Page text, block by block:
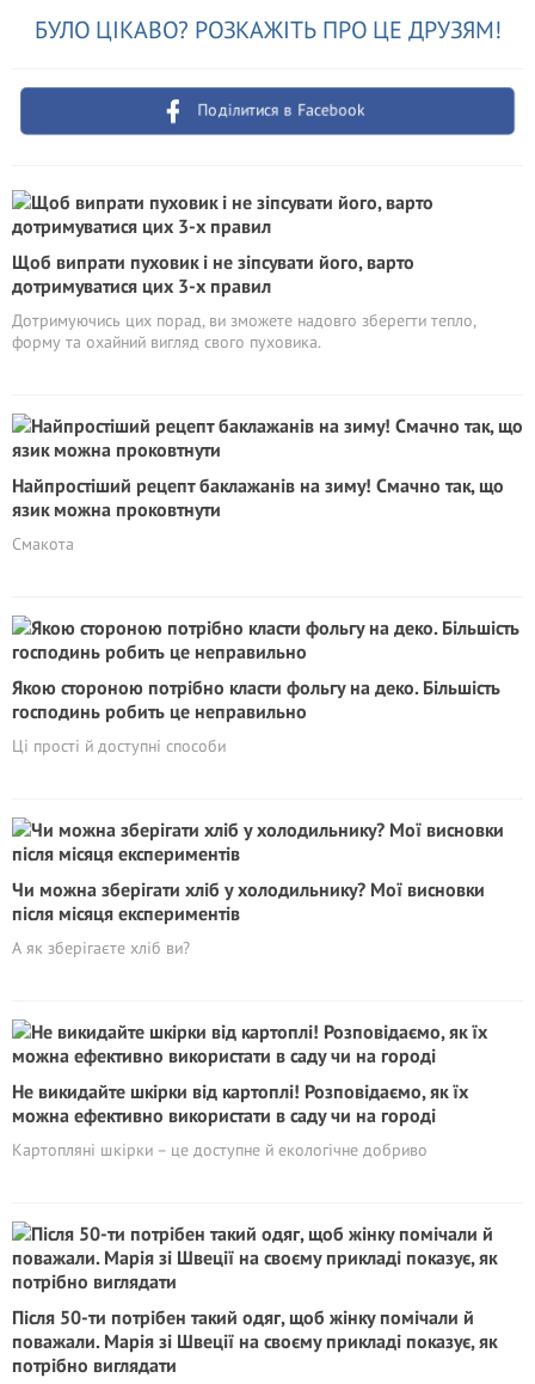
БУЛО ЦІКАВО? РОЗКАЖІТЬ ПРО ЦЕ ДРУЗЯМ!
Поділитися в Facebook
Щоб випрати пуховик і не зіпсувати його, варто
дотримуватися цих 3-х правил
Дотримуючись цих порад, ви зможете надовго зберегти тепло,
форму та охайний вигляд свого пуховика.
Найпростіший рецепт баклажанів на зиму! Смачно так, що
язик можна проковтнути
Смакота
Якою стороною потрібно класти фольгу на деко. Більшість
господинь робить це неправильно
Ці прості й доступні способи
Чи можна зберігати хліб у холодильнику? Мої висновки
після місяця експериментів
А як зберігаєте хліб ви?
Не викидайте шкірки від картоплі! Poзповідаємо, як їх
можна ефективно використати в саду чи на городі
Картопляні шкірки – це доступне й екологічне добриво
Після 50-ти потрібен такий одяг, щоб жінку помічали й
поважали. Марія зі Швеції на своєму прикладі показує, як
потрібно виглядати